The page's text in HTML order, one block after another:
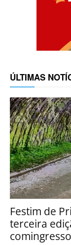
ÚLTIMAS
Festim de
terceira